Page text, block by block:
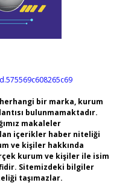
bir marka, kurum
bulunmamaktadır.
makaleler
içerikler haber niteliği
ve kişiler hakkında
kurum ve kişiler ile isim
Sitemizdeki bilgiler
taşımazlar.